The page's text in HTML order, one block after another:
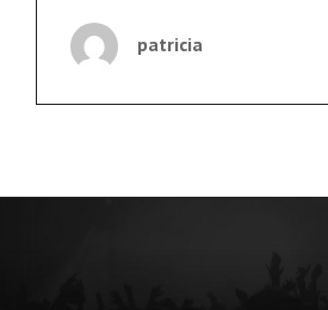
FASTIDIAR
patricia